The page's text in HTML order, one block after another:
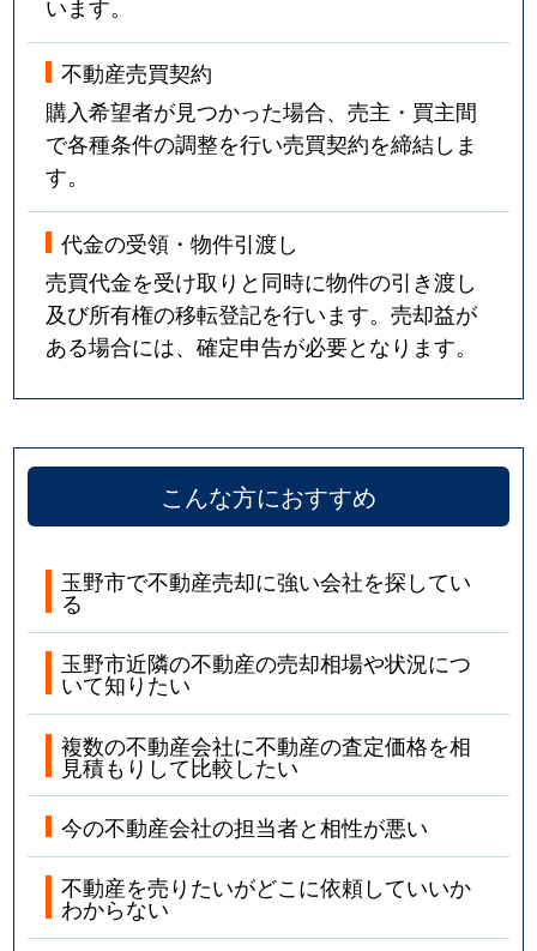
不動産売買契約
購入希望者が見つかった場合、売主・買主間
で各種条件の調整を行い売買契約を締結しま
す。
代金の受領・物件引渡し
売買代金を受け取りと同時に物件の引き渡し
及び所有権の移転登記を行います。売却益が
ある場合には、確定申告が必要となります。
こんな方におすすめ
玉野市で不動産売却に強い会社を探してい
る
玉野市近隣の不動産の売却相場や状況につ
いて知りたい
複数の不動産会社に不動産の査定価格を相
見積もりして比較したい
今の不動産会社の担当者と相性が悪い
不動産を売りたいがどこに依頼していいか
わからない